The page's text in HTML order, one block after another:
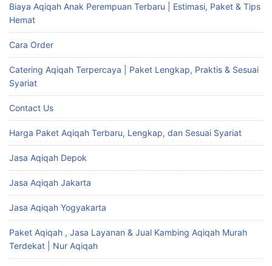
Biaya Aqiqah Anak Perempuan Terbaru | Estimasi, Paket & Tips
Hemat
Cara Order
Catering Aqiqah Terpercaya | Paket Lengkap, Praktis & Sesuai
Syariat
Contact Us
Harga Paket Aqiqah Terbaru, Lengkap, dan Sesuai Syariat
Jasa Aqiqah Depok
Jasa Aqiqah Jakarta
Jasa Aqiqah Yogyakarta
Paket Aqiqah , Jasa Layanan & Jual Kambing Aqiqah Murah
Terdekat | Nur Aqiqah